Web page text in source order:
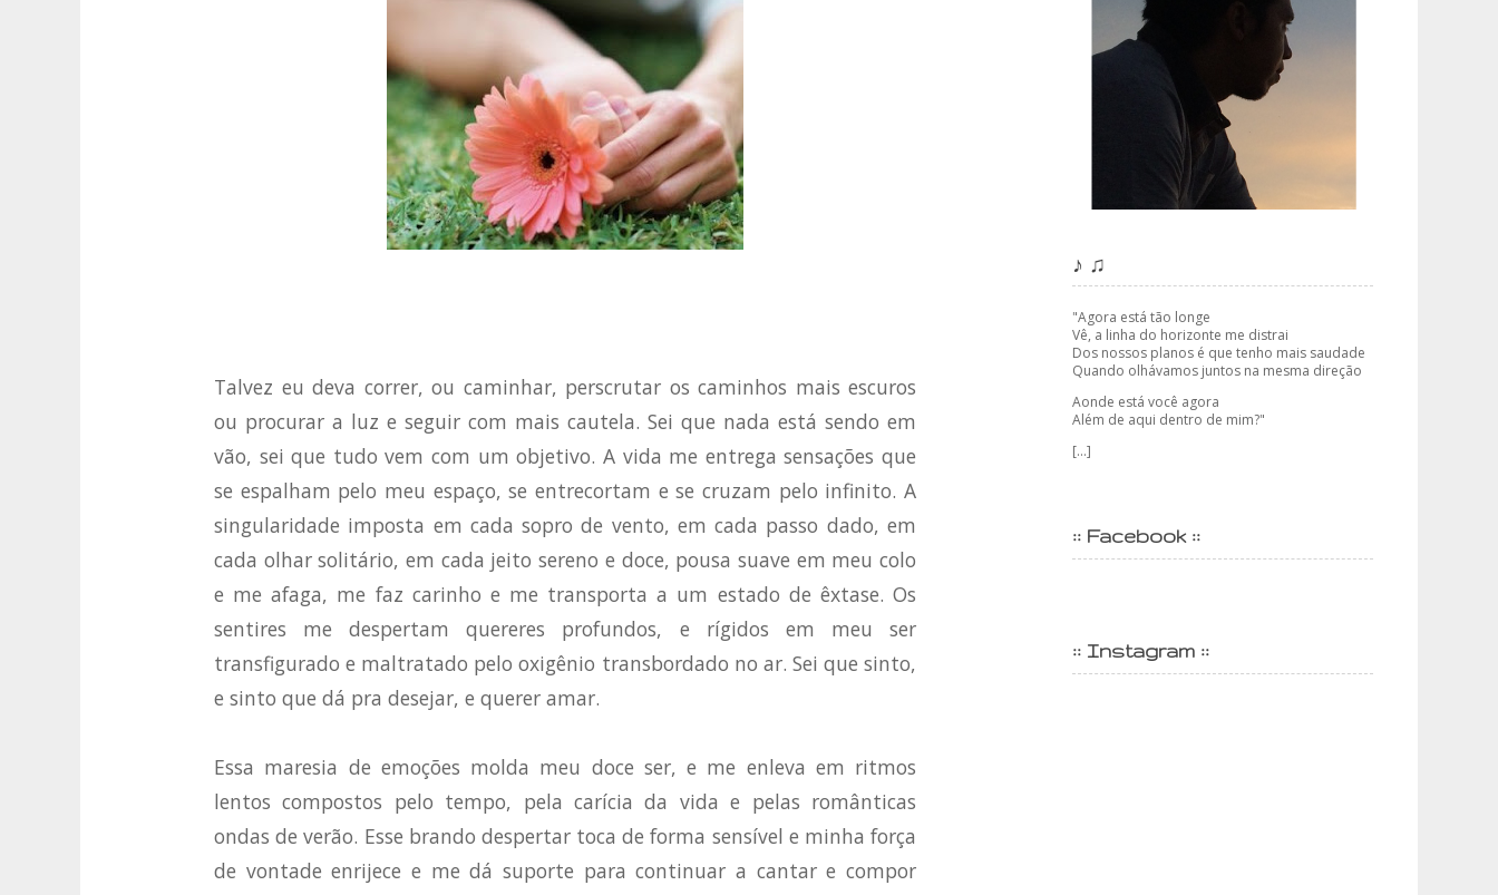
Talvez eu deva correr, ou caminhar, perscrutar os caminhos mais escuros
ou procurar a luz e seguir com mais cautela. Sei que nada está sendo em
vão, sei que tudo vem com um objetivo. A vida me entrega sensações que
se espalham pelo meu espaço, se entrecortam e se cruzam pelo infinito. A
singularidade imposta em cada sopro de vento, em cada passo dado, em
cada olhar solitário, em cada jeito sereno e doce, pousa suave em meu colo
e me afaga, me faz carinho e me transporta a um estado de êxtase. Os
sentires me despertam quereres profundos, e rígidos em meu ser
transfigurado e maltratado pelo oxigênio transbordado no ar. Sei que sinto,
e sinto que dá pra desejar, e querer amar.
Essa maresia de emoções molda meu doce ser, e me enleva em ritmos
lentos compostos pelo tempo, pela carícia da vida e pelas românticas
ondas de verão. Esse brando despertar toca de forma sensível e minha força
de vontade enrijece e me dá suporte para continuar a cantar e compor
♪ ♫
"Agora está tão longe
Vê, a linha do horizonte me distrai
Dos nossos planos é que tenho mais saudade
Quando olhávamos juntos na mesma direção
Aonde está você agora
Além de aqui dentro de mim?"
[...]
:: Facebook ::
:: Instagram ::